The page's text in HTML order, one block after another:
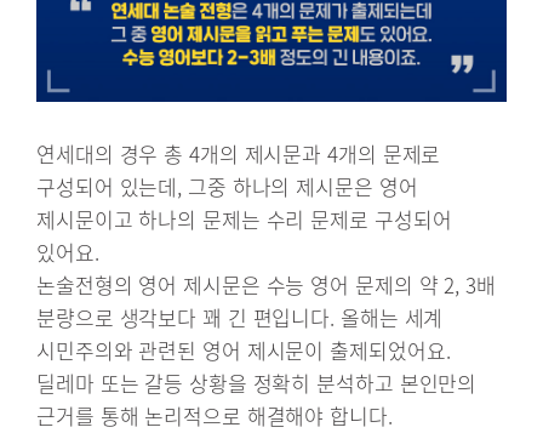
연세대의 경우 총 4개의 제시문과 4개의 문제로
구성되어 있는데, 그중 하나의 제시문은 영어
제시문이고 하나의 문제는 수리 문제로 구성되어
있어요.
논술전형의 영어 제시문은 수능 영어 문제의 약 2, 3배
분량으로 생각보다 꽤 긴 편입니다. 올해는 세계
시민주의와 관련된 영어 제시문이 출제되었어요.
딜레마 또는 갈등 상황을 정확히 분석하고 본인만의
근거를 통해 논리적으로 해결해야 합니다.